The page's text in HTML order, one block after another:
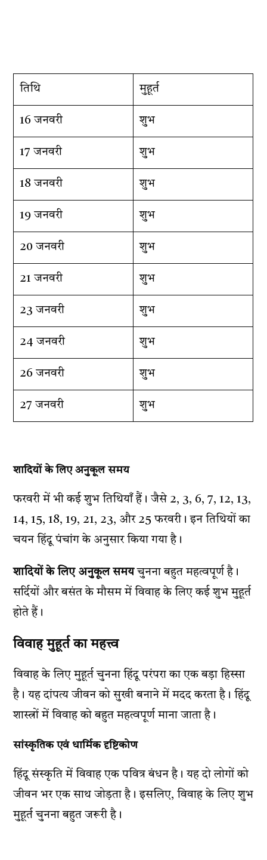
तिथि मुहूर्त
16 जनवरी शुभ
17 जनवरी शुभ
18 जनवरी शुभ
19 जनवरी शुभ
20 जनवरी शुभ
21 जनवरी शुभ
23 जनवरी शुभ
24 जनवरी शुभ
26 जनवरी शुभ
27 जनवरी शुभ
शादियों के लिए अनुकूल समय
फरवरी में भी कई शुभ तिथियाँ हैं। जैसे 2, 3, 6, 7, 12, 13,
14, 15, 18, 19, 21, 23, और 25 फरवरी। इन तिथियों का
चयन हिंदू पंचांग के अनुसार किया गया है।
शादियों के लिए अनुकूल समयचुनना बहुत महत्वपूर्ण है।
सर्दियों और बसंत के मौसम में विवाह के लिए कई शुभ मुहूर्त
होते हैं।
विवाह मुहूर्त का महत्त्व
विवाह के लिए मुहूर्त चुनना हिंदू परंपरा का एक बड़ा हिस्सा
है। यह दांपत्य जीवन को सुखी बनाने में मदद करता है। हिंदू
शास्त्रों में विवाह को बहुत महत्वपूर्ण माना जाता है।
सांस्कृतिक एवं धार्मिक दृष्टिकोण
हिंदू संस्कृति में विवाह एक पवित्र बंधन है। यह दो लोगों को
जीवन भर एक साथ जोड़ता है। इसलिए, विवाह के लिए शुभ
मुहूर्त चुनना बहुत जरूरी है।